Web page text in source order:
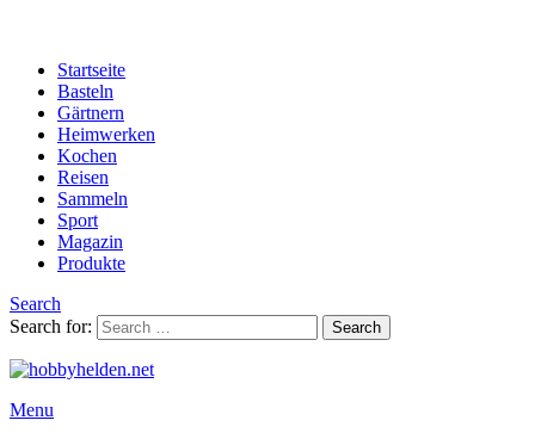
Startseite
Basteln
Gärtnern
Heimwerken
Kochen
Reisen
Sammeln
Sport
Magazin
Produkte
Search
Search for:
Search
Menu